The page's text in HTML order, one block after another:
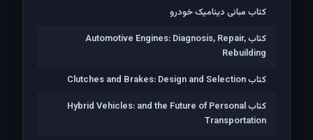
کتاب مبانی دینامیک خودرو
کتاب Automotive Engines: Diagnosis, Repair,
Rebuilding
کتاب Clutches and Brakes: Design and Selection
کتاب Hybrid Vehicles: and the Future of Personal
Transportation